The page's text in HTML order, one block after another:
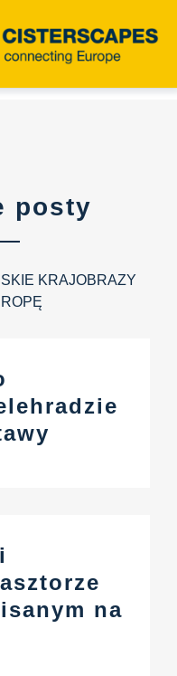
posty
KRAJOBRAZY
na